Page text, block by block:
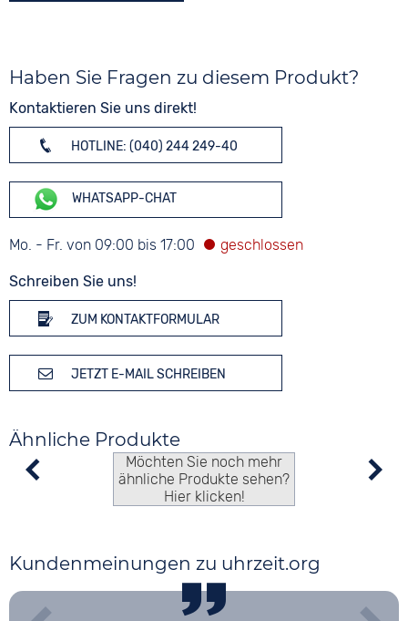
Haben Sie Fragen zu diesem Produkt?
Kontaktieren Sie uns direkt!
HOTLINE: (040) 244 249-40
WHATSAPP-CHAT
Mo. - Fr. von 09:00 bis 17:00
Schreiben Sie uns!
ZUM KONTAKTFORMULAR
JETZT E-MAIL SCHREIBEN
Ähnliche Produkte
Möchten Sie noch mehr
ähnliche Produkte sehen?
Hier klicken!
Kundenmeinungen zu uhrzeit.org